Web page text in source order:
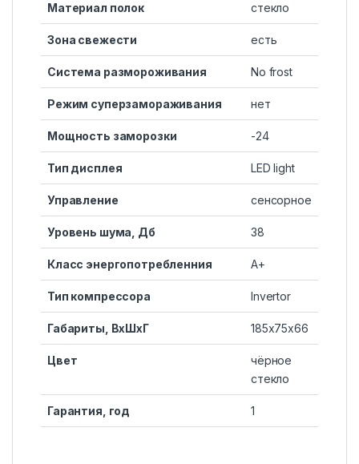
Материал полок стекло
Зона свежести есть
Система размороживания No frost
Режим суперзамораживания нет
Мощность заморозки -24
Тип дисплея LED light
Управление сенсорное
Уровень шума, Дб 38
Класс энергопотребленния А+
Тип компрессора Invertor
Габариты, ВxШxГ 185x75x66
Цвет
чёрное
стекло
Гарантия, год 1